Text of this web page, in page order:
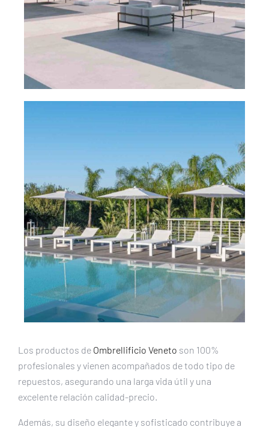
Los productos de Ombrellificio Veneto son 100%
profesionales y vienen acompañados de todo tipo de
repuestos, asegurando una larga vida útil y una
excelente relación calidad-precio.
Además, su diseño elegante y sofisticado contribuye a